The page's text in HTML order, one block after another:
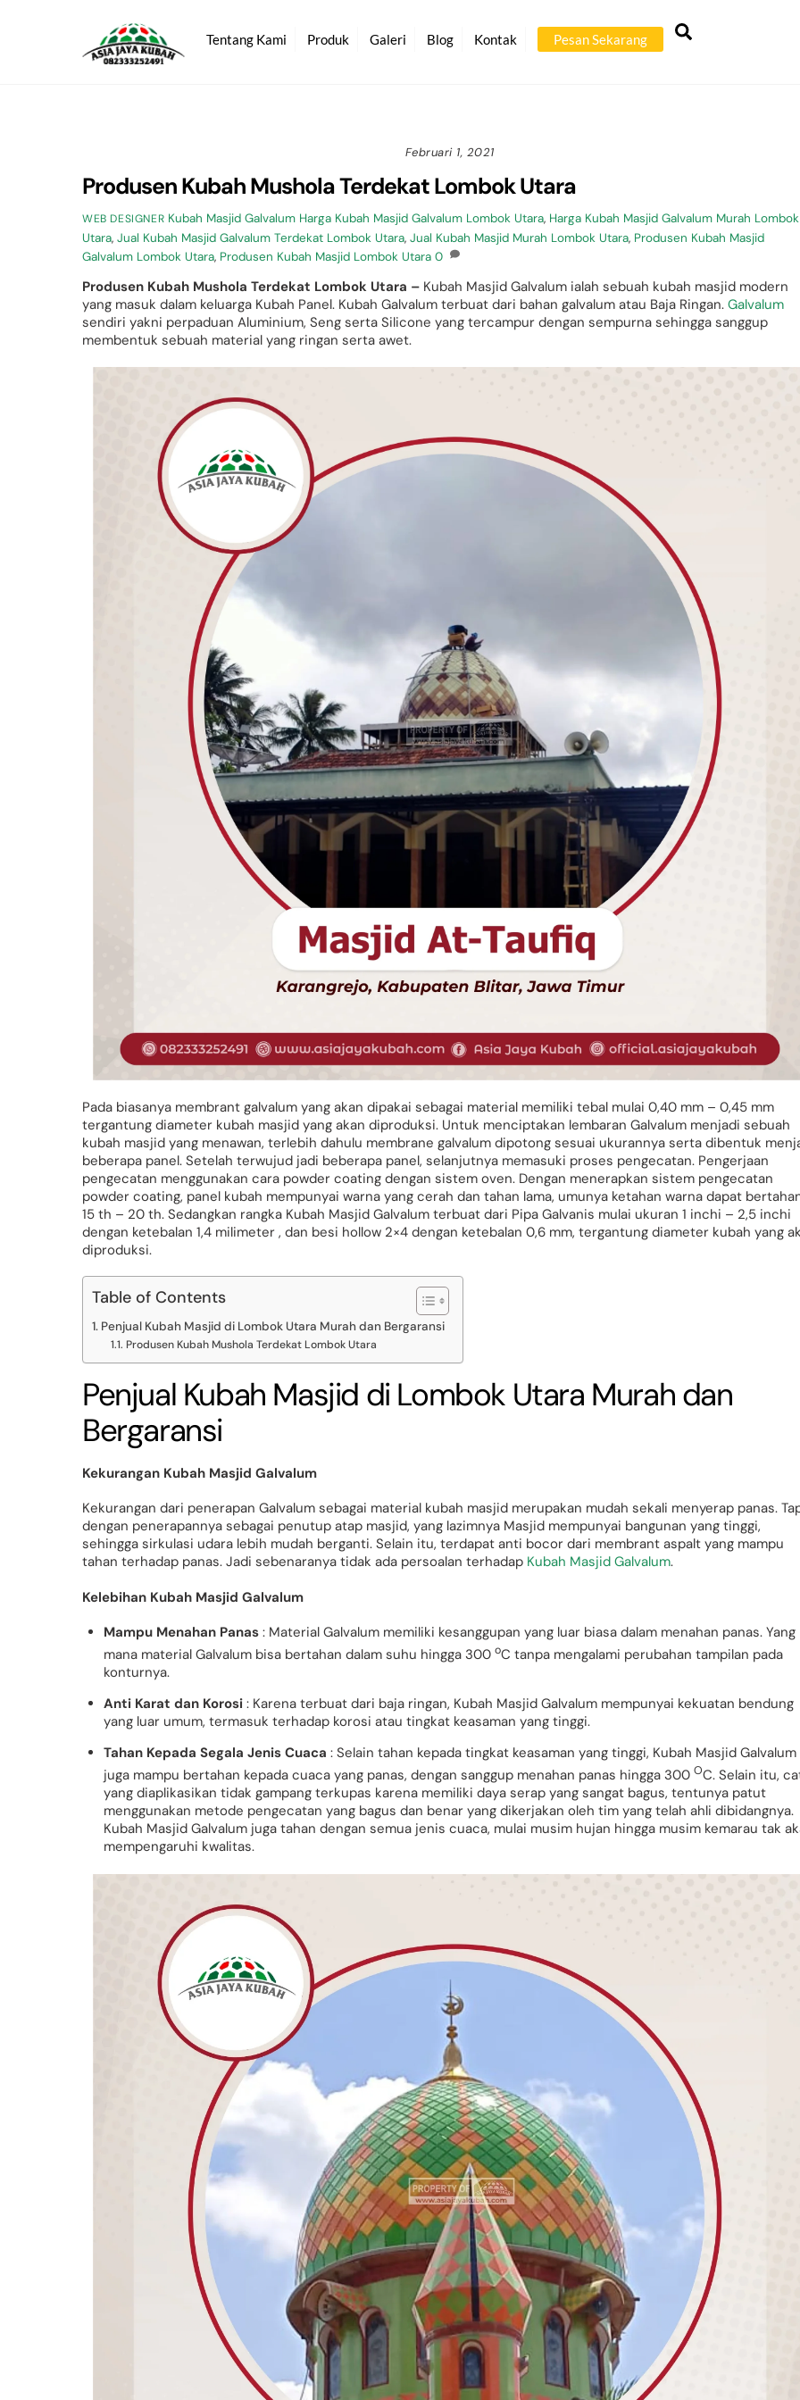
Tentang Kami Produk Galeri Blog Kontak Pesan Sekarang
Februari 1, 2021
Produsen Kubah Mushola Terdekat Lombok Utara
WEB DESIGNER Kubah Masjid Galvalum Harga Kubah Masjid Galvalum Lombok Utara, Harga Kubah Masjid Galvalum Murah Lombok
Utara, Jual Kubah Masjid Galvalum Terdekat Lombok Utara, Jual Kubah Masjid Murah Lombok Utara, Produsen Kubah Masjid
Galvalum Lombok Utara, Produsen Kubah Masjid Lombok Utara 0
Produsen Kubah Mushola Terdekat Lombok Utara – Kubah Masjid Galvalum ialah sebuah kubah masjid modern
yang masuk dalam keluarga Kubah Panel. Kubah Galvalum terbuat dari bahan galvalum atau Baja Ringan. Galvalum
sendiri yakni perpaduan Aluminium, Seng serta Silicone yang tercampur dengan sempurna sehingga sanggup
membentuk sebuah material yang ringan serta awet.
Pada biasanya membrant galvalum yang akan dipakai sebagai material memiliki tebal mulai 0,40 mm – 0,45 mm
tergantung diameter kubah masjid yang akan diproduksi. Untuk menciptakan lembaran Galvalum menjadi sebuah
kubah masjid yang menawan, terlebih dahulu membrane galvalum dipotong sesuai ukurannya serta dibentuk
beberapa panel. Setelah terwujud jadi beberapa panel, selanjutnya memasuki proses pengecatan. Pengerjaan
pengecatan menggunakan cara powder coating dengan sistem oven. Dengan menerapkan sistem pengecatan
powder coating, panel kubah mempunyai warna yang cerah dan tahan lama, umunya ketahan warna dapat
15 th – 20 th. Sedangkan rangka Kubah Masjid Galvalum terbuat dari Pipa Galvanis mulai ukuran 1 inchi – 2,5 inchi
dengan ketebalan 1,4 milimeter , dan besi hollow 2×4 dengan ketebalan 0,6 mm, tergantung diameter kubah yang
diproduksi.
Table of Contents
Penjual Kubah Masjid di Lombok Utara Murah dan Bergaransi
Produsen Kubah Mushola Terdekat Lombok Utara
Penjual Kubah Masjid di Lombok Utara Murah dan
Bergaransi
Kekurangan Kubah Masjid Galvalum
Kekurangan dari penerapan Galvalum sebagai material kubah masjid merupakan mudah sekali menyerap panas.
dengan penerapannya sebagai penutup atap masjid, yang lazimnya Masjid mempunyai bangunan yang tinggi,
sehingga sirkulasi udara lebih mudah berganti. Selain itu, terdapat anti bocor dari membrant aspalt yang mampu
tahan terhadap panas. Jadi sebenaranya tidak ada persoalan terhadap Kubah Masjid Galvalum.
Kelebihan Kubah Masjid Galvalum
Mampu Menahan Panas : Material Galvalum memiliki kesanggupan yang luar biasa dalam menahan panas. Yang
mana material Galvalum bisa bertahan dalam suhu hingga 300 oC tanpa mengalami perubahan tampilan pada
konturnya.
Anti Karat dan Korosi : Karena terbuat dari baja ringan, Kubah Masjid Galvalum mempunyai kekuatan bendung
yang luar umum, termasuk terhadap korosi atau tingkat keasaman yang tinggi.
Tahan Kepada Segala Jenis Cuaca : Selain tahan kepada tingkat keasaman yang tinggi, Kubah Masjid Galvalum
juga mampu bertahan kepada cuaca yang panas, dengan sanggup menahan panas hingga 300 OC. Selain itu,
yang diaplikasikan tidak gampang terkupas karena memiliki daya serap yang sangat bagus, tentunya patut
menggunakan metode pengecatan yang bagus dan benar yang dikerjakan oleh tim yang telah ahli dibidangnya.
Kubah Masjid Galvalum juga tahan dengan semua jenis cuaca, mulai musim hujan hingga musim kemarau tak
mempengaruhi kwalitas.
To
Top